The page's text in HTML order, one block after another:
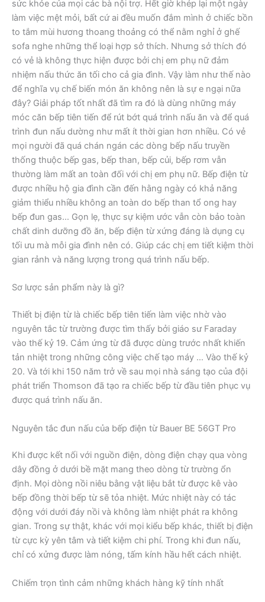
sức khỏe của mọi các bà nội trợ. Hết giờ khép lại một ngày
làm việc mệt mỏi, bất cứ ai đều muốn đắm mình ở chiếc bồn
to tắm mùi hương thoang thoảng có thể nằm nghỉ ở ghế
sofa nghe những thể loại hợp sở thích. Nhưng sở thích đó
có vẻ là không thực hiện được bởi chị em phụ nữ đảm
nhiệm nấu thức ăn tối cho cả gia đình. Vậy làm như thế nào
để nghĩa vụ chế biến món ăn không nên là sự e ngại nữa
đây? Giải pháp tốt nhất đã tìm ra đó là dùng những máy
móc căn bếp tiên tiến để rút bớt quá trình nấu ăn và để quá
trình đun nấu dường như mất ít thời gian hơn nhiều. Có vẻ
mọi người đã quá chán ngán các dòng bếp nấu truyền
thống thuộc bếp gas, bếp than, bếp củi, bếp rơm vẫn
thường làm mất an toàn đối với chị em phụ nữ. Bếp điện từ
được nhiều hộ gia đình cần đến hằng ngày có khả năng
giảm thiểu nhiều không an toàn do bếp than tổ ong hay
bếp đun gas… Gọn lẹ, thực sự kiệm ước vẫn còn bảo toàn
chất dinh dưỡng đồ ăn, bếp điện từ xứng đáng là dụng cụ
tối ưu mà mỗi gia đình nên có. Giúp các chị em tiết kiệm thời
gian rảnh và năng lượng trong quá trình nấu bếp.
Sơ lược sản phẩm này là gì?
Thiết bị điện từ là chiếc bếp tiên tiến làm việc nhờ vào
nguyên tắc từ trường được tìm thấy bởi giáo sư Faraday
vào thế kỷ 19. Cảm ứng từ đã được dùng trước nhất khiến
tản nhiệt trong những công việc chế tạo máy … Vào thế kỷ
20. Và tới khi 150 năm trở về sau mọi nhà sáng tạo của đội
phát triển Thomson đã tạo ra chiếc bếp từ đầu tiên phục vụ
được quá trình nấu ăn.
Nguyên tắc đun nấu của bếp điện từ Bauer BE 56GT Pro
Khi được kết nối với nguồn điện, dòng điện chạy qua vòng
dây đồng ở dưới bề mặt mang theo dòng từ trường ổn
định. Mọi dòng nồi niêu bằng vật liệu bắt từ được kê vào
bếp đồng thời bếp từ sẽ tỏa nhiệt. Mức nhiệt này có tác
động với dưới đáy nồi và không làm nhiệt phát ra không
gian. Trong sự thật, khác với mọi kiểu bếp khác, thiết bị điện
từ cực kỳ yên tâm và tiết kiệm chi phí. Trong khi đun nấu,
chỉ có xửng được làm nóng, tấm kính hầu hết cách nhiệt.
Chiếm trọn tình cảm những khách hàng kỹ tính nhất